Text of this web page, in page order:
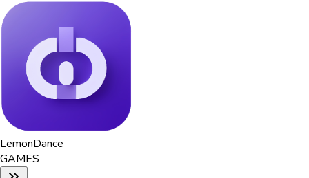
LemonDance
GAMES